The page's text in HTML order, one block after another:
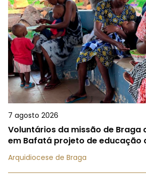
7 agosto 2026
Voluntários da missão de Braga
em Bafatá projeto de educação
Arquidiocese de Braga